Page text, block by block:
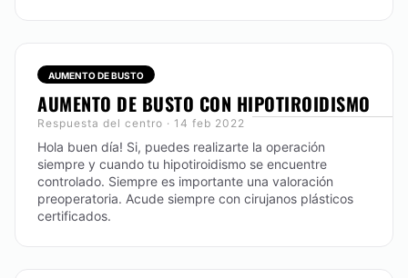
AUMENTO DE BUSTO
AUMENTO DE BUSTO CON HIPOTIROIDISMO
Respuesta del centro · 14 feb 2022
Hola buen día! Si, puedes realizarte la operación
siempre y cuando tu hipotiroidismo se encuentre
controlado. Siempre es importante una valoración
preoperatoria. Acude siempre con cirujanos plásticos
certificados.